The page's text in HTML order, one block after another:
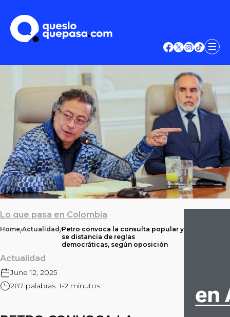
Lo que pasa en Colombia
Home/Actualidad/Petro convoca la consulta popular y
se distancia de reglas
democráticas, según oposición
Actualidad
June 12, 2025
287 palabras. 1-2 minutos.